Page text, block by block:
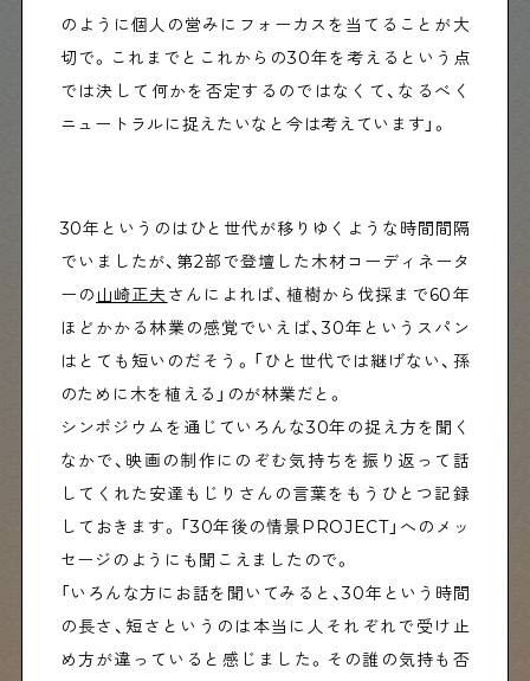
のように個人の営みにフォーカスを当てることが大
切で。これまでとこれからの30年を考えるという点
では決して何かを否定するのではなくて、なるべく
ニュートラルに捉えたいなと今は考えています」。
30年というのはひと世代が移りゆくような時間間隔
でいましたが、第2部で登壇した木材コーディネータ
ーの 山崎正夫 さんによれば、植樹から伐採まで60年
ほどかかる林業の感覚でいえば、30年というスパン
はとても短いのだそう。「ひと世代では継げない、孫
のために木を植える」のが林業だと。
シンポジウムを通じていろんな30年の捉え方を聞く
なかで、映画の制作にのぞむ気持ちを振り返って話
してくれた安達もじりさんの言葉をもうひとつ記録
しておきます。「30年後の情景PROJECT」へのメッ
セージのようにも聞こえましたので。
「いろんな方にお話を聞いてみると、30年という時間
の長さ、短さというのは本当に人それぞれで受け止
め方が違っていると感じました。その誰の気持も否